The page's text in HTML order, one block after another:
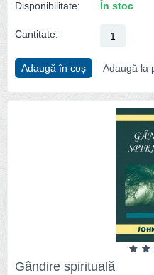
Disponibilitate:
În stoc
Cantitate:
Adaugă în coș Adaugă la
Gândire spirituală